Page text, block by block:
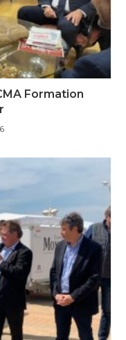
Formation